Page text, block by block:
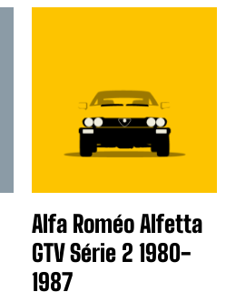
Alfa Roméo Alfetta
GTV Série 2 1980-
1987